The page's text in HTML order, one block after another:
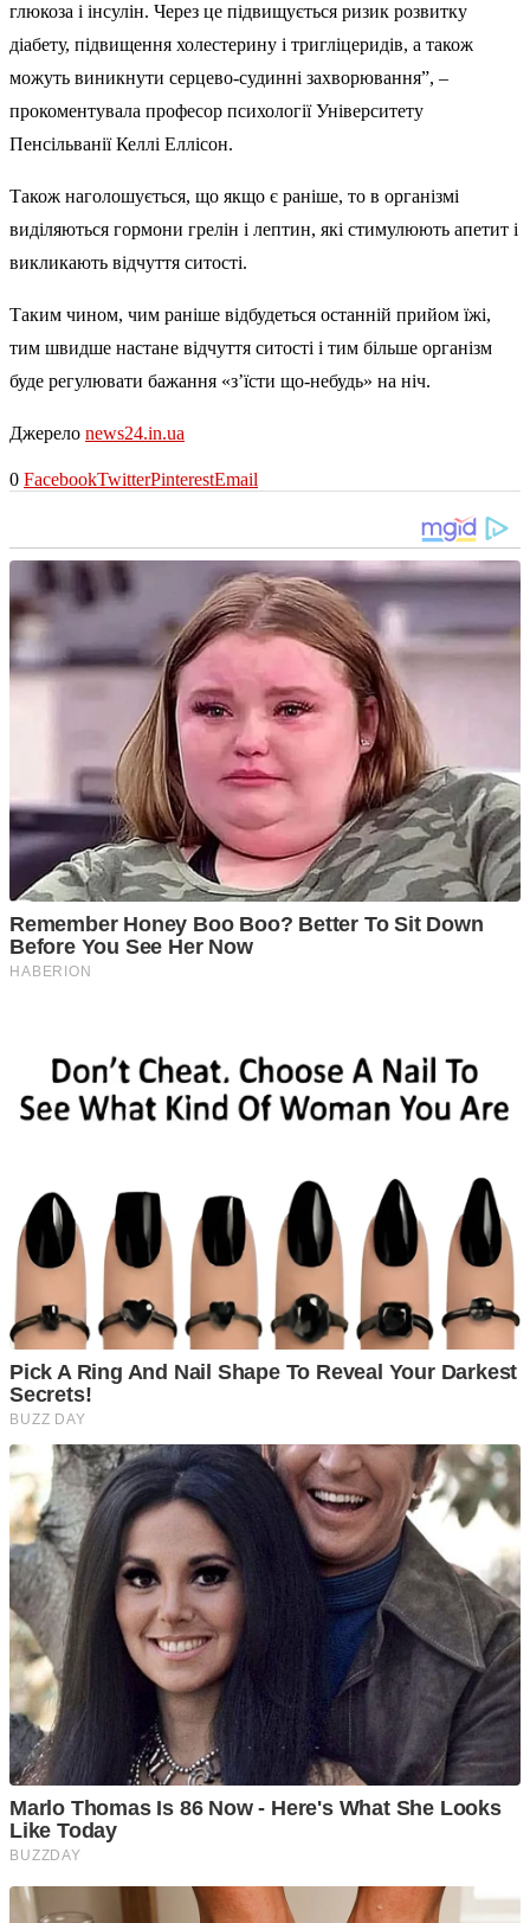
глюкоза і інсулін. Через це підвищується ризик розвитку
діабету, підвищення холестерину і тригліцеридів, а також
можуть виникнути серцево-судинні захворювання”, –
прокоментувала професор психології Університету
Пенсільванії Келлі Еллісон.
Також наголошується, що якщо є раніше, то в організмі
виділяються гормони грелін і лептин, які стимулюють апетит і
викликають відчуття ситості.
Таким чином, чим раніше відбудеться останній прийом їжі,
тим швидше настане відчуття ситості і тим більше організм
буде регулювати бажання «з’їсти що-небудь» на ніч.
Джерело news24.in.ua
0 FacebookTwitterPinterestEmail